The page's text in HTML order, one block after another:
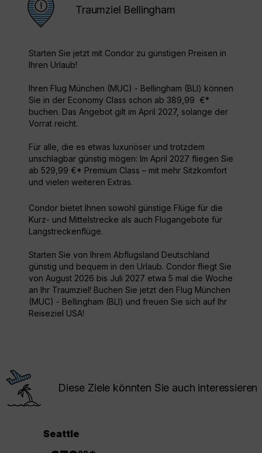
Traumziel Bellingham
Starten Sie jetzt mit Condor zu günstigen Preisen in
Ihren Urlaub!
Ihren Flug München (MUC) - Bellingham (BLI) können
Sie in der Economy Class schon ab 389,99 €*
buchen. Das Angebot gilt im April 2027, solange der
Vorrat reicht.
Für alle, die es etwas luxuriöser und trotzdem
unschlagbar günstig mögen: Im April 2027 fliegen Sie
ab 529,99 €* Premium Class – mit mehr Sitzkomfort
und vielen weiteren Extras.
Condor bietet Ihnen sowohl günstige Flüge für die
Kurz- und Mittelstrecke als auch Flugangebote für
Langstreckenflüge.
Starten Sie von Ihrem Abflugsland Deutschland
günstig und bequem in den Urlaub. Condor fliegt Sie
von August 2026 bis Juli 2027 etwa 5 mal die Woche
an Ihr Traumziel! Buchen Sie jetzt den Flug München
(MUC) - Bellingham (BLI) und freuen Sie sich auf Ihr
Reiseziel USA!
Diese Ziele könnten Sie auch interessieren
Seattle